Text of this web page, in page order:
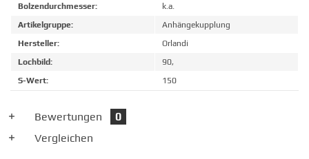
Bolzendurchmesser:
k.a.
Artikelgruppe:
Anhängekupplung
Hersteller:
Orlandi
Lochbild:
90,
S-Wert:
150
Bewertungen
0
Vergleichen